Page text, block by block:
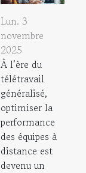
Lun. 3
novembre
2025
À l’ère du
télétravail
généralisé,
optimiser la
performance
des équipes à
distance est
devenu un